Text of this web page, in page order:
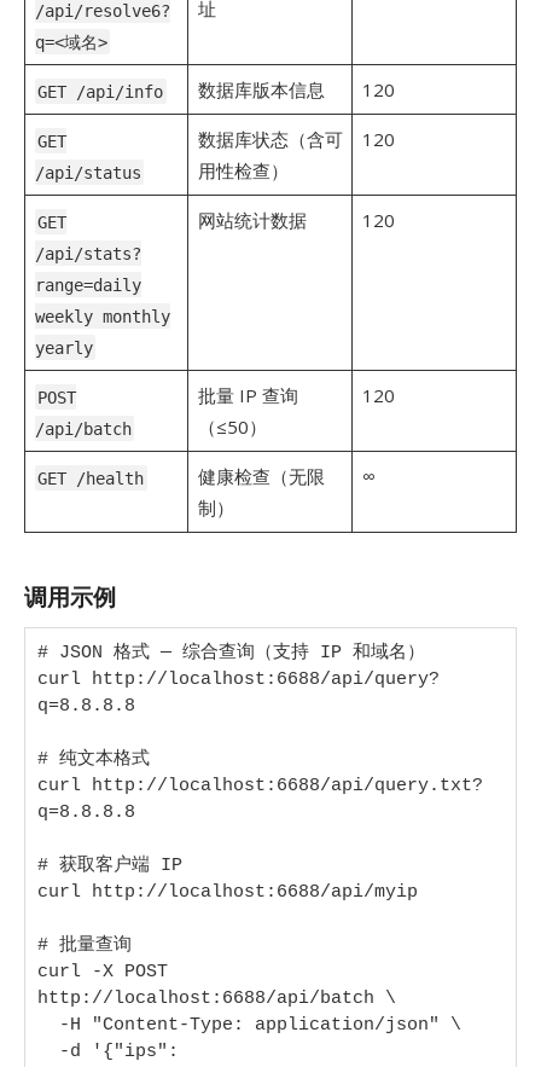
/api/resolve6?
q=<域名>
址
GET /api/info 数据库版本信息 120
GET
/api/status
数据库状态（含可
用性检查）
120
GET
/api/stats?
range=daily
weekly monthly
yearly
网站统计数据 120
POST
/api/batch
批量 IP 查询
（≤50）
120
GET /health
健康检查（无限
制）
∞
调用示例
# JSON 格式 — 综合查询（支持 IP 和域名）
curl http://localhost:6688/api/query?
q=8.8.8.8
# 纯文本格式
curl http://localhost:6688/api/query.txt?
q=8.8.8.8
# 获取客户端 IP
curl http://localhost:6688/api/myip
# 批量查询
curl -X POST
http://localhost:6688/api/batch \